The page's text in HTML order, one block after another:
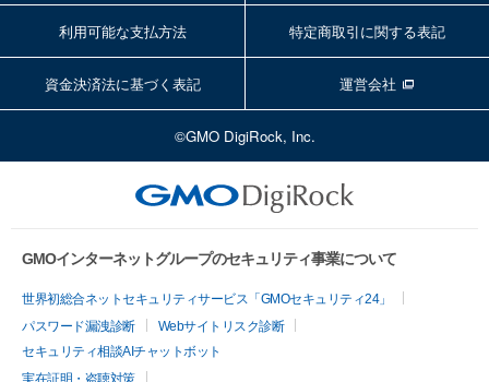
利用可能な支払方法 特定商取引に関する表記
資金決済法に基づく表記 運営会社
©GMO DigiRock, Inc.
GMOインターネットグループのセキュリティ事業について
世界初総合ネットセキュリティサービス「GMOセキュリティ24」
パスワード漏洩診断
Webサイトリスク診断
セキュリティ相談AIチャットボット
実在証明・盗聴対策